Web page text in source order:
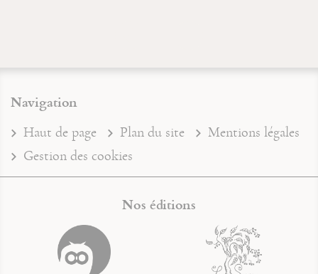
Navigation
Haut de page Plan du site
Mentions légales
Gestion des cookies
Nos éditions